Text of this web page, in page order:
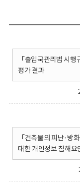
「출입국관리법 시
평가 결과
「건축물의 피난·방
대한 개인정보 침해요